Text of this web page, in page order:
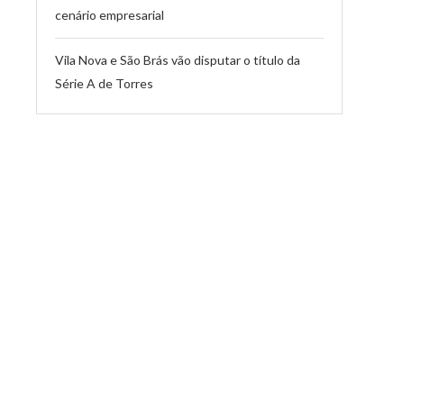
cenário empresarial
Vila Nova e São Brás vão disputar o título da
Série A de Torres